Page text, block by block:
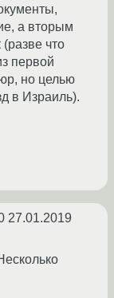
а вторым
(разве что
первой
но целью
в Израиль).
27.01.2019